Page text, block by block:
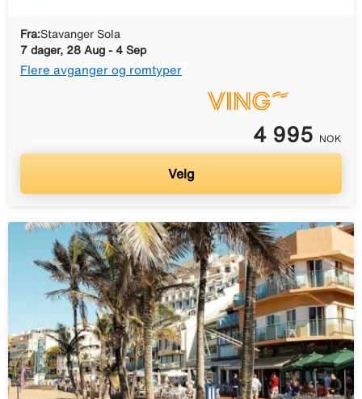
Fra:Stavanger Sola
7 dager, 28 Aug - 4 Sep
Flere avganger og romtyper
4 995 NOK
Velg